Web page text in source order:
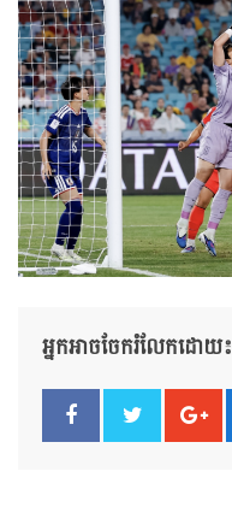
អ្នកអាចចែករំលែកដោយ៖